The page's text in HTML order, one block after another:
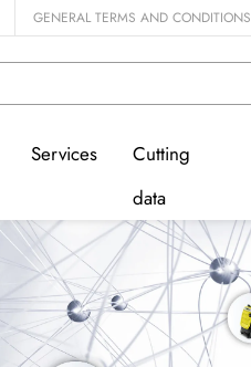
GENERAL TERMS AND CONDITIONS
Services
Cutting
data